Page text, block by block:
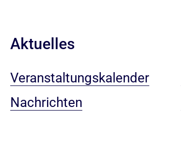
Aktuelles
Veranstaltungskalender
Nachrichten